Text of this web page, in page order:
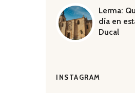
Lerma:
día en
Ducal
INSTAGRAM